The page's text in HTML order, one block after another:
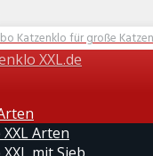
Katzenklo für große
XXL.de
Arten